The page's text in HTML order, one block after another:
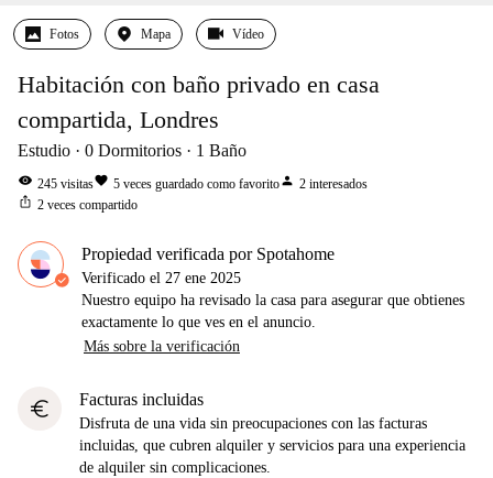
Fotos Mapa Vídeo
Habitación con baño privado en casa
compartida, Londres
Estudio 0 Dormitorios 1 Baño
visibility 245 visitasfavorite 5 veces guardado como favoritoperson 2 interesados
ios_share 2 veces compartido
Propiedad verificada por Spotahome
Verificado el 27 ene 2025
Nuestro equipo ha revisado la casa para asegurar que obtienes
exactamente lo que ves en el anuncio.
Más sobre la verificación
euro Facturas incluidas
Disfruta de una vida sin preocupaciones con las facturas
incluidas, que cubren alquiler y servicios para una experiencia
de alquiler sin complicaciones.